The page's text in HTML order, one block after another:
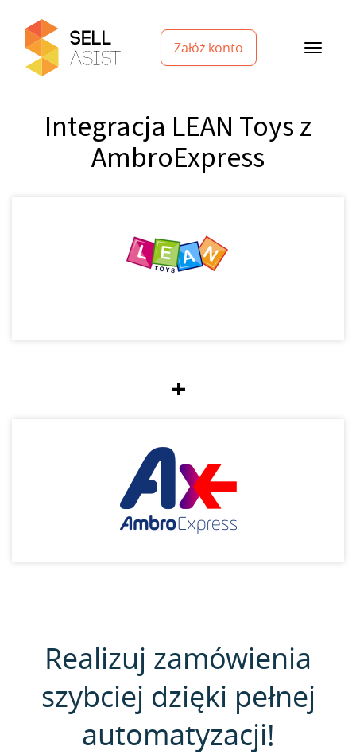
Załóż konto
Integracja LEAN Toys z
AmbroExpress
+
Realizuj zamówienia
szybciej dzięki pełnej
automatyzacji!